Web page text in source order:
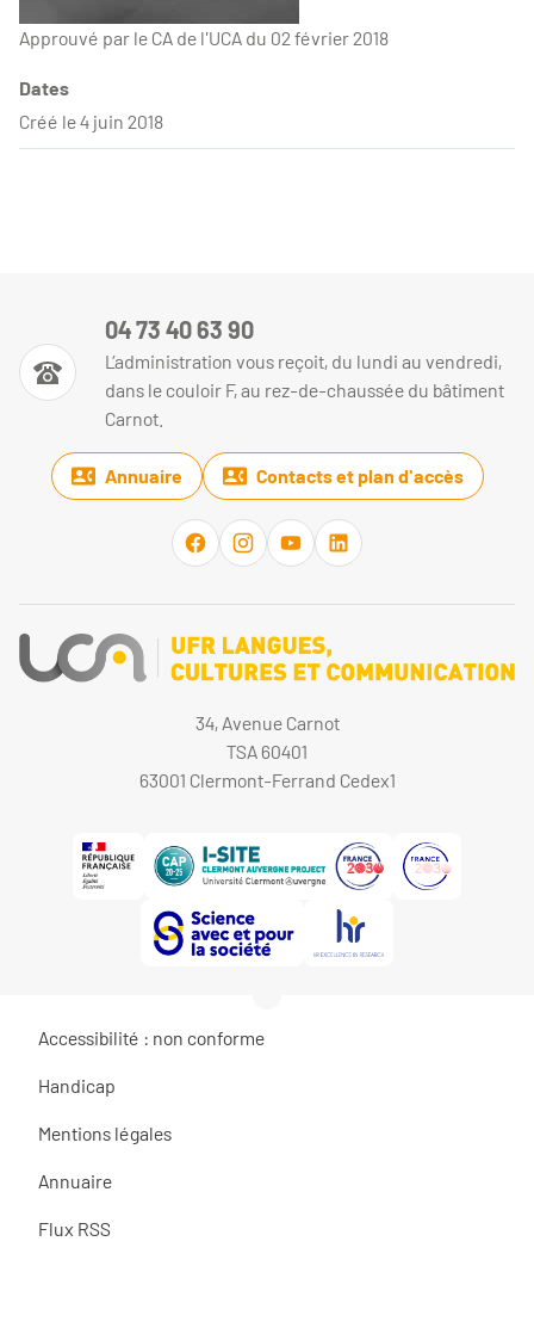
Approuvé par le CA de l'UCA du 02 février 2018
Dates
Créé le 4 juin 2018
04 73 40 63 90
L’administration vous reçoit, du lundi au vendredi,
dans le couloir F, au rez-de-chaussée du bâtiment
Carnot.
Annuaire Contacts et plan d'accès
34, Avenue Carnot
TSA 60401
63001 Clermont-Ferrand Cedex1
Accessibilité : non conforme
Handicap
Mentions légales
Annuaire
Flux RSS